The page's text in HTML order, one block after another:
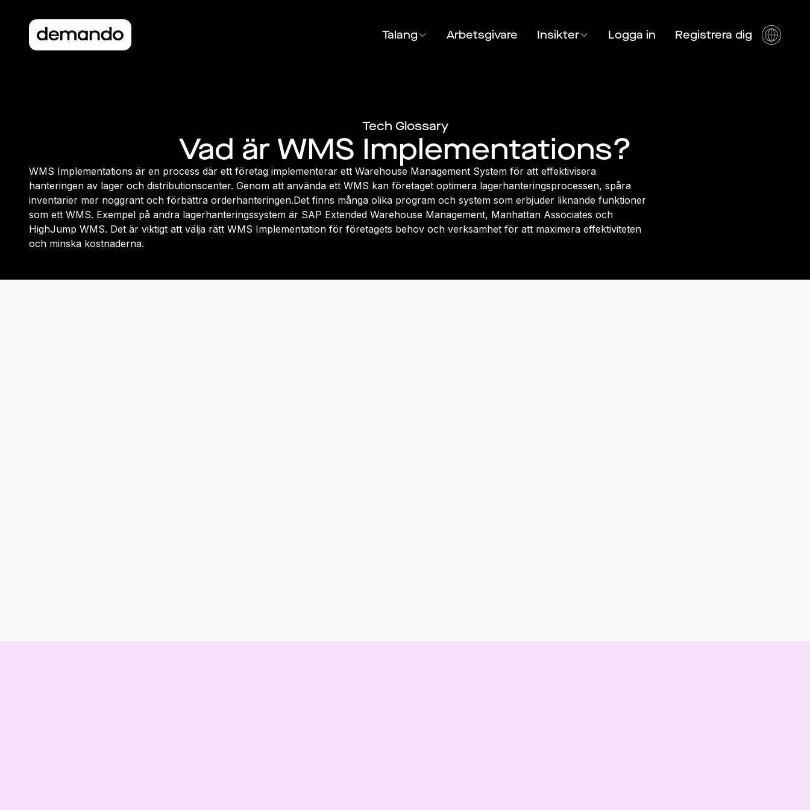
Talang Arbetsgivare Insikter Logga in Registrera dig
Tech Glossary
Vad är WMS Implementations?
WMS Implementations är en process där ett företag implementerar ett Warehouse Management System för att effektivisera
hanteringen av lager och distributionscenter. Genom att använda ett WMS kan företaget optimera lagerhanteringsprocessen, spåra
inventarier mer noggrant och förbättra orderhanteringen.Det finns många olika program och system som erbjuder liknande funktioner
som ett WMS. Exempel på andra lagerhanteringssystem är SAP Extended Warehouse Management, Manhattan Associates och
HighJump WMS. Det är viktigt att välja rätt WMS Implementation för företagets behov och verksamhet för att maximera effektiviteten
och minska kostnaderna.